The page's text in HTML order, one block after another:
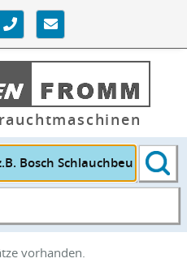
vorhanden.